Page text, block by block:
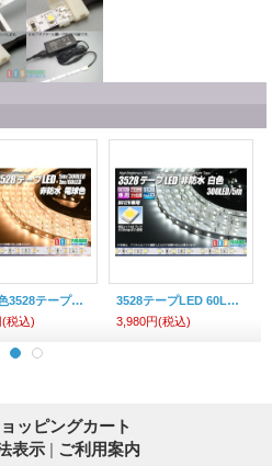
超高演色3528テープLED 60LED/m 非防水 電球色 3000K 1-5m
(税込)
3528テープLED 60LED/m 非防水 白色 5m
3,980円(税込)
ッピングカート
表示 | ご利用案内